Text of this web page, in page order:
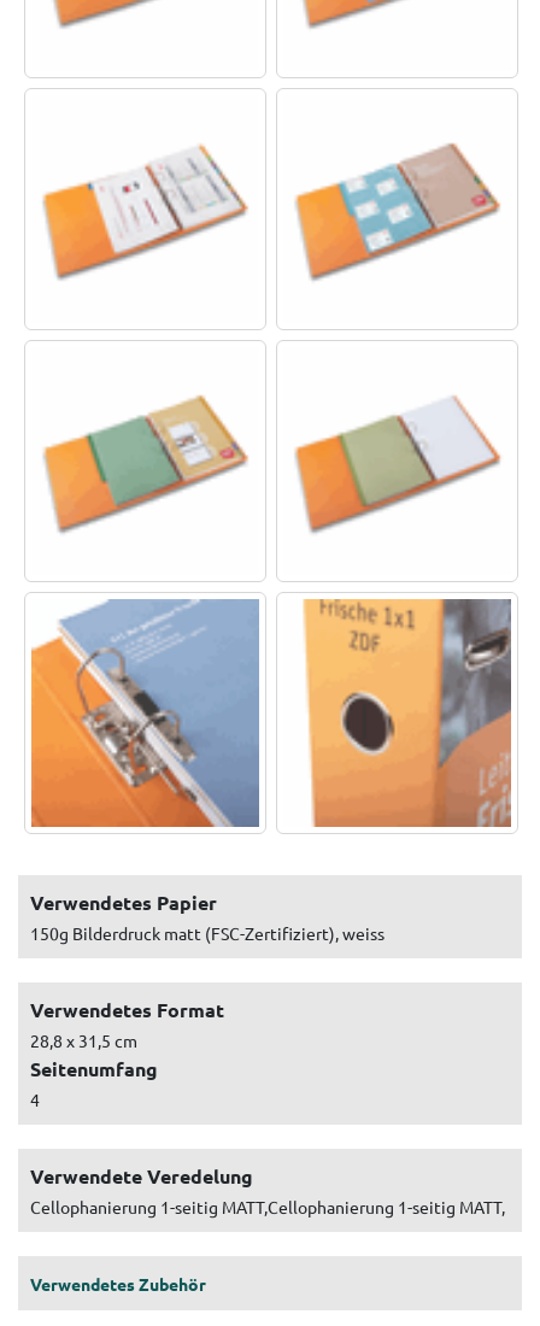
Verwendetes Papier
150g Bilderdruck matt (FSC-Zertifiziert), weiss
Verwendetes Format
28,8 x 31,5 cm
Seitenumfang
4
Verwendete Veredelung
Cellophanierung 1-seitig MATT,Cellophanierung 1-seitig MATT,
Verwendetes Zubehör